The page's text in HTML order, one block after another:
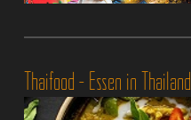
Thaifood - Essen in Thailand